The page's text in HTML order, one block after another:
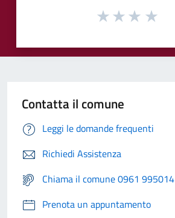
Contatta il comune
Leggi le domande frequenti
Richiedi Assistenza
Chiama il comune 0961 995014
Prenota un appuntamento